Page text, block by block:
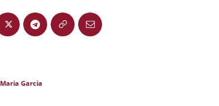
Maria Garcia